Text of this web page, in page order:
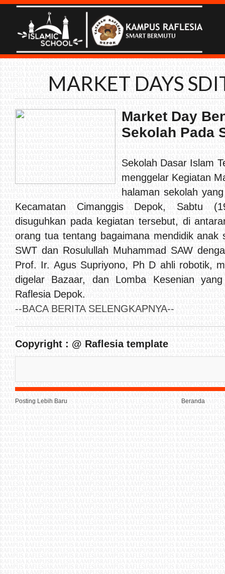
MARKET DAYS
Market Day
Sekolah Pada
Sekolah Dasar Islam
menggelar Kegiatan
halaman sekolah
Kecamatan Cimanggis Depok, Sabtu
disuguhkan pada kegiatan tersebut, di
orang tua tentang bagaimana mendidik anak
SWT dan Rosulullah Muhammad SAW
Prof. Ir. Agus Supriyono, Ph D ahli robotik,
digelar Bazaar, dan Lomba Kesenian
Raflesia Depok.
--BACA BERITA SELENGKAPNYA--
Copyright : @ Raflesia template
Posting Lebih Baru Beranda